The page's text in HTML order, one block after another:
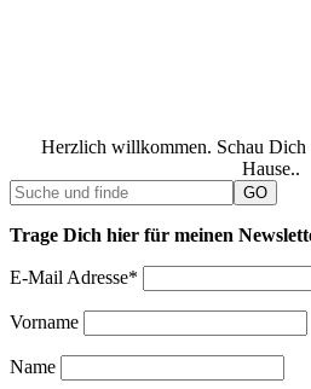
Herzlich willkommen. Schau
Hause..
Trage Dich hier für meinen
E-Mail Adresse*
Vorname
Name